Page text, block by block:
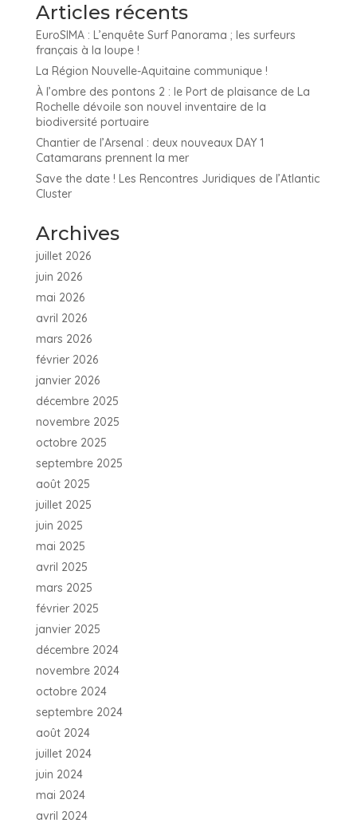
Articles récents
EuroSIMA : L’enquête Surf Panorama ; les surfeurs
français à la loupe !
La Région Nouvelle-Aquitaine communique !
À l’ombre des pontons 2 : le Port de plaisance de La
Rochelle dévoile son nouvel inventaire de la
biodiversité portuaire
Chantier de l’Arsenal : deux nouveaux DAY 1
Catamarans prennent la mer
Save the date ! Les Rencontres Juridiques de l’Atlantic
Cluster
Archives
juillet 2026
juin 2026
mai 2026
avril 2026
mars 2026
février 2026
janvier 2026
décembre 2025
novembre 2025
octobre 2025
septembre 2025
août 2025
juillet 2025
juin 2025
mai 2025
avril 2025
mars 2025
février 2025
janvier 2025
décembre 2024
novembre 2024
octobre 2024
septembre 2024
août 2024
juillet 2024
juin 2024
mai 2024
avril 2024